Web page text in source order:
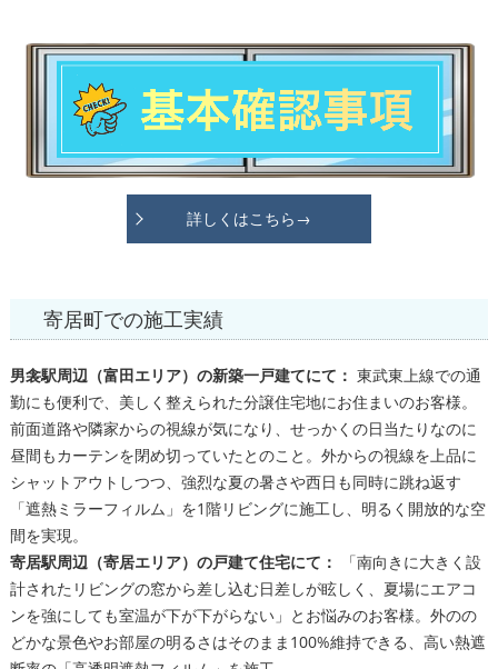
詳しくはこちら→
寄居町での施工実績
男衾駅周辺（富田エリア）の新築一戸建てにて： 東武東上線での通
勤にも便利で、美しく整えられた分譲住宅地にお住まいのお客様。
前面道路や隣家からの視線が気になり、せっかくの日当たりなのに
昼間もカーテンを閉め切っていたとのこと。外からの視線を上品に
シャットアウトしつつ、強烈な夏の暑さや西日も同時に跳ね返す
「遮熱ミラーフィルム」を1階リビングに施工し、明るく開放的な空
間を実現。
寄居駅周辺（寄居エリア）の戸建て住宅にて：
「南向きに大きく設
計されたリビングの窓から差し込む日差しが眩しく、夏場にエアコ
ンを強にしても室温が下が下がらない」とお悩みのお客様。外のの
どかな景色やお部屋の明るさはそのまま100%維持できる、高い熱遮